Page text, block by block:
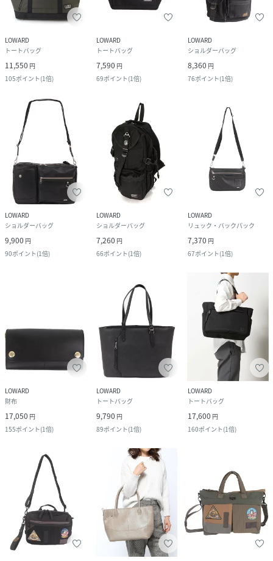
LOWARD
トートバッグ
11,550 円
105ポイント(1倍)
LOWARD
トートバッグ
7,590 円
69ポイント(1倍)
LOWARD
ショルダーバッグ
8,360 円
76ポイント(1倍)
LOWARD
ショルダーバッグ
9,900 円
90ポイント(1倍)
LOWARD
ショルダーバッグ
7,260 円
66ポイント(1倍)
LOWARD
リュック・バックパック
7,370 円
67ポイント(1倍)
LOWARD
財布
17,050 円
155ポイント(1倍)
LOWARD
トートバッグ
9,790 円
89ポイント(1倍)
LOWARD
トートバッグ
17,600 円
160ポイント(1倍)